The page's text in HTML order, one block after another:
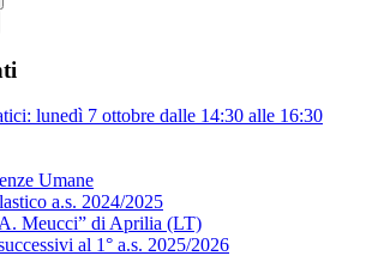
lunedì 7 ottobre dalle 14:30 alle 16:30
Umane
a.s. 2024/2025
Meucci” di Aprilia (LT)
al 1° a.s. 2025/2026